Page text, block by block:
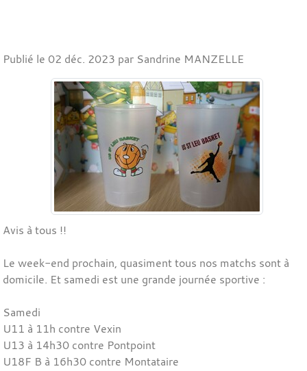
Publié le 02 déc. 2023 par Sandrine MANZELLE
Avis à tous !!
Le week-end prochain, quasiment tous nos matchs sont à
domicile. Et samedi est une grande journée sportive :
Samedi
U11 à 11h contre Vexin
U13 à 14h30 contre Pontpoint
U18F B à 16h30 contre Montataire